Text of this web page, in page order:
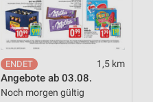
1,5 km
Angebote ab 03.08.
Noch morgen gültig